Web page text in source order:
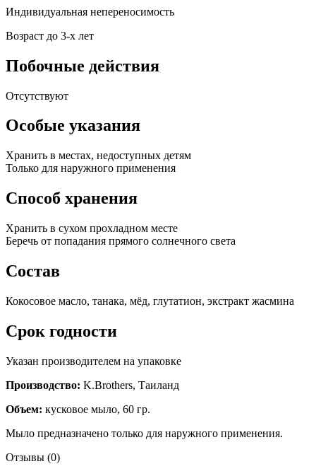
Индивидуальная непереносимость
Возраст до 3-х лет
Побочные действия
Отсутствуют
Особые указания
Хранить в местах, недоступных детям
Только для наружного применения
Способ хранения
Хранить в сухом прохладном месте
Беречь от попадания прямого солнечного света
Состав
Кокосовое масло, танака, мёд, глутатион, экстракт жасмина
Срок годности
Указан производителем на упаковке
Производство: K.Brothers, Таиланд
Объем: кусковое мыло, 60 гр.
Мыло предназначено только для наружного применения.
Отзывы (0)